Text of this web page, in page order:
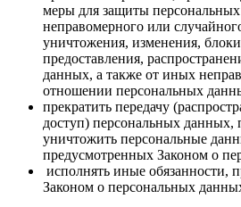
меры для защиты
неправомерного или
уничтожения, изменения,
предоставления,
данных, а также от иных
отношении персональных
прекратить передачу
доступ) персональных данных,
уничтожить персональные
предусмотренных Законом о
исполнять иные обязанности,
Законом о персональных